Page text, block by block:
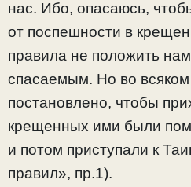
нас. Ибо, опасаюсь,
от поспешности в
правила не положить
спасаемым. Но во всяком
постановлено, чтобы
крещенных ими были
и потом приступали к
правил», пр.1).